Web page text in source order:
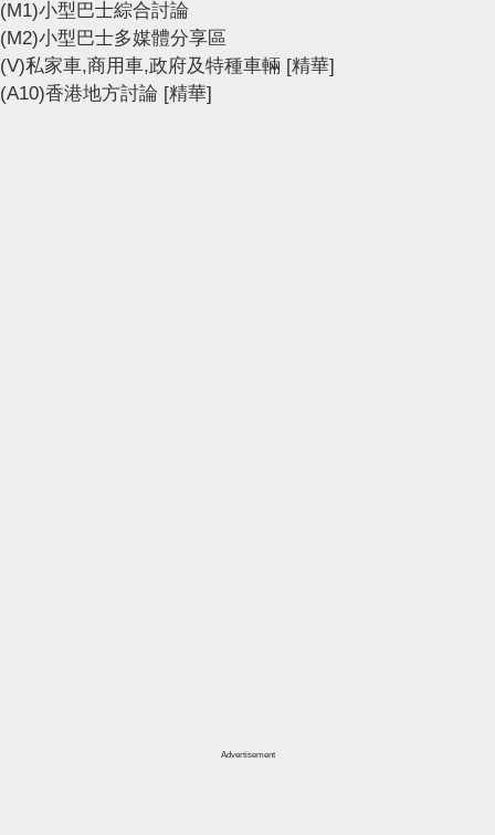
(M1)小型巴士綜合討論
(M2)小型巴士多媒體分享區
(V)私家車,商用車,政府及特種車輛 [精華]
(A10)香港地方討論 [精華]
Advertisement